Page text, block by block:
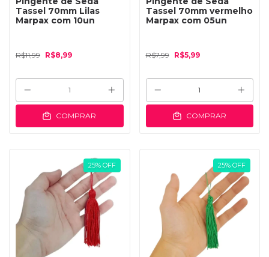
Tassel 70mm Lilas
Marpax com 10un
R$11,99 R$8,99
COMPRAR
Tassel 70mm vermelho
Marpax com 05un
R$7,99 R$5,99
COMPRAR
25% OFF 25% OFF